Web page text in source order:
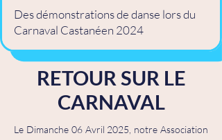
Des démonstrations de danse lors du
Carnaval Castanéen 2024
RETOUR SUR LE
CARNAVAL
Le Dimanche 06 Avril 2025, notre Association